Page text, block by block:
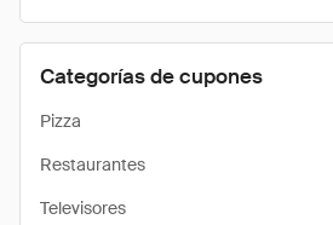
Categorías de cupones
Pizza
Restaurantes
Televisores